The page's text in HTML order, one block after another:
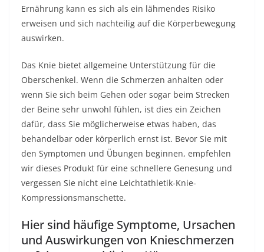
Ernährung kann es sich als ein lähmendes Risiko
erweisen und sich nachteilig auf die Körperbewegung
auswirken.
Das Knie bietet allgemeine Unterstützung für die
Oberschenkel. Wenn die Schmerzen anhalten oder
wenn Sie sich beim Gehen oder sogar beim Strecken
der Beine sehr unwohl fühlen, ist dies ein Zeichen
dafür, dass Sie möglicherweise etwas haben, das
behandelbar oder körperlich ernst ist. Bevor Sie mit
den Symptomen und Übungen beginnen, empfehlen
wir dieses Produkt für eine schnellere Genesung und
vergessen Sie nicht eine Leichtathletik-Knie-
Kompressionsmanschette.
Hier sind häufige Symptome, Ursachen
und Auswirkungen von Knieschmerzen